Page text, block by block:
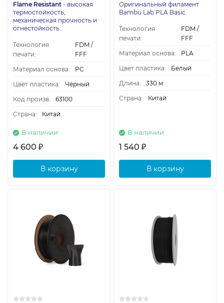
Flame Resistant - высокая
термостойкость,
механическая прочность и
огнестойкость.
Технология
печати:
FDM /
FFF
Материал основа:
PC
Цвет пластика:
Чёрный
Код произв:
63100
Страна:
Китай
В наличии
4 600 ₽
В корзину
Оригинальный филамент
Bambu Lab PLA Basic.
Технология
печати:
FDM /
FFF
Материал основа:
PLA
Цвет пластика:
Белый
Длина:
330 м
Страна:
Китай
В наличии
1 540 ₽
В корзину